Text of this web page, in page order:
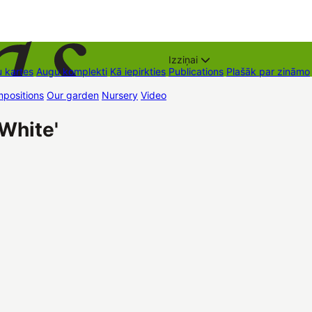
kartes Augu komplekti Kā iepirkties
Izziņai
Publications Plašāk par zināmo
Our garden Nursery Video